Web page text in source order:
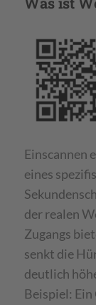
Einscannen
eines
der realen
Zugangs
senkt die
deutlich
Beispiel: